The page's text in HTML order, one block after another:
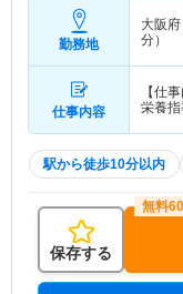
勤務地
大阪
分）
仕事内容
【仕
栄養
駅から徒歩10分以内
保存する